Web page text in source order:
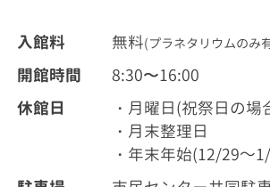
入館料 無料(プラネタリウムのみ
開館時間
8:30〜16:00
休館日
・月曜日(祝祭日の場
・月末整理日
・年末年始(12/29～